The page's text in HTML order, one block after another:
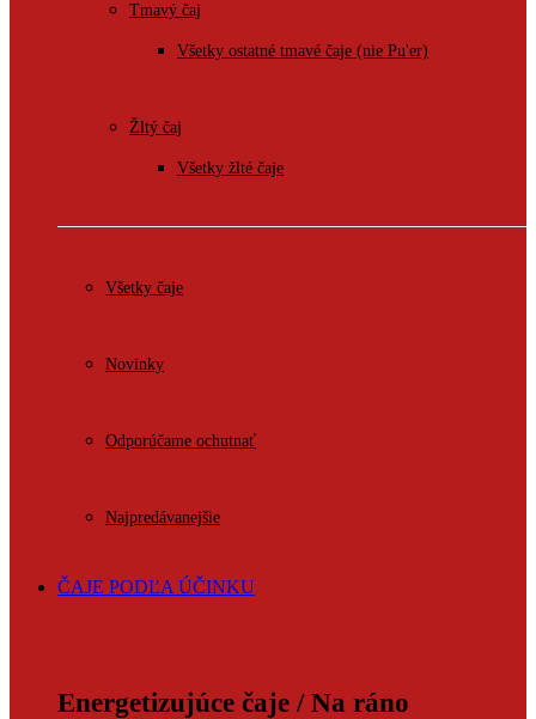
Tmavý čaj
Všetky ostatné tmavé čaje (nie Pu'er)
Žltý čaj
Všetky žlté čaje
Všetky čaje
Novinky
Odporúčame ochutnať
Najpredávanejšie
ČAJE PODĽA ÚČINKU
Energetizujúce čaje / Na ráno